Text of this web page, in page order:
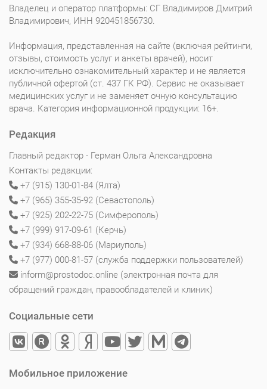
Владелец и оператор платформы: СГ Владимиров Дмитрий
Владимирович, ИНН 920451856730.
Информация, представленная на сайте (включая рейтинги,
отзывы, стоимость услуг и анкеты врачей), носит
исключительно ознакомительный характер и не является
публичной офертой (ст. 437 ГК РФ). Сервис не оказывает
медицинских услуг и не заменяет очную консультацию
врача. Категория информационной продукции: 16+.
Редакция
Главный редактор - Герман Ольга Александровна
Контакты редакции:
+7 (915) 130-01-84 (Ялта)
+7 (965) 355-35-92 (Севастополь)
+7 (925) 202-22-75 (Симферополь)
+7 (999) 917-09-61 (Керчь)
+7 (934) 668-88-06 (Мариуполь)
+7 (977) 000-81-57 (служба поддержки пользователей)
inform@prostodoc.online (электронная почта для
обращений граждан, правообладателей и клиник)
Социальные сети
Мобильное приложение